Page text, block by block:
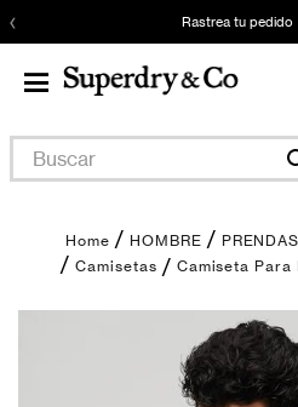
‹ Rastrea tu pedido
Buscar
HOMBRE
Camisetas
Camiseta Para